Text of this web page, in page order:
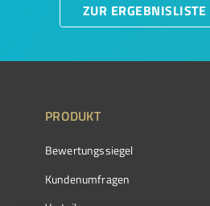
ZUR ERGEBNISLISTE
PRODUKT
Bewertungssiegel
Kundenumfragen